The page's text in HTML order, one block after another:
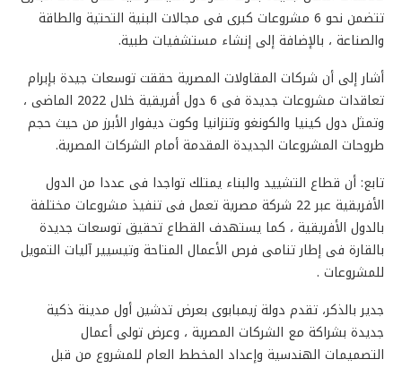
تتضمن نحو 6 مشروعات كبرى فى مجالات البنية التحتية والطاقة
والصناعة ، بالإضافة إلى إنشاء مستشفيات طبية.
أشار إلى أن شركات المقاولات المصرية حققت توسعات جيدة بإبرام
تعاقدات مشروعات جديدة فى 6 دول أفريقية خلال 2022 الماضى ،
وتمثل دول كينيا والكونغو وتنزانيا وكوت ديفوار الأبرز من حيث حجم
طروحات المشروعات الجديدة المقدمة أمام الشركات المصرية.
تابع: أن قطاع التشييد والبناء يمتلك تواجدا فى عددا من الدول
الأفريقية عبر 22 شركة مصرية تعمل فى تنفيذ مشروعات مختلفة
بالدول الأفريقية ، كما يستهدف القطاع تحقيق توسعات جديدة
بالقارة فى إطار تنامى فرص الأعمال المتاحة وتيسيير آليات التمويل
للمشروعات .
جدير بالذكر، تقدم دولة زيمبابوى بعرض تدشين أول مدينة ذكية
جديدة بشراكة مع الشركات المصرية ، وعرض تولى أعمال
التصميمات الهندسية وإعداد المخطط العام للمشروع من قبل